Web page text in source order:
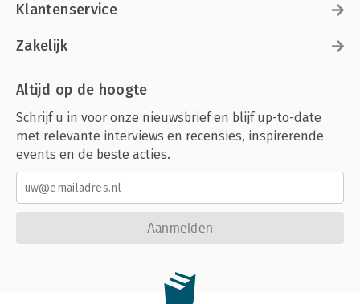
Klantenservice
Zakelijk
Altijd op de hoogte
Schrijf u in voor onze nieuwsbrief en blijf up-to-date
met relevante interviews en recensies, inspirerende
events en de beste acties.
Aanmelden